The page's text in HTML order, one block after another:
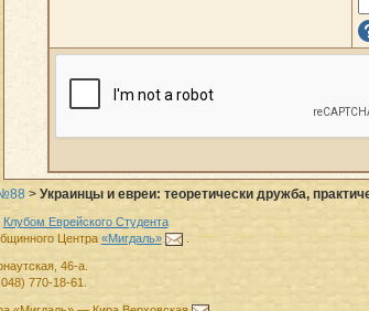
> Украинцы и евреи: теоретически дружба,
Клубом Еврейского Студента
Центра «Мигдаль» .
46-а.
770-18-61